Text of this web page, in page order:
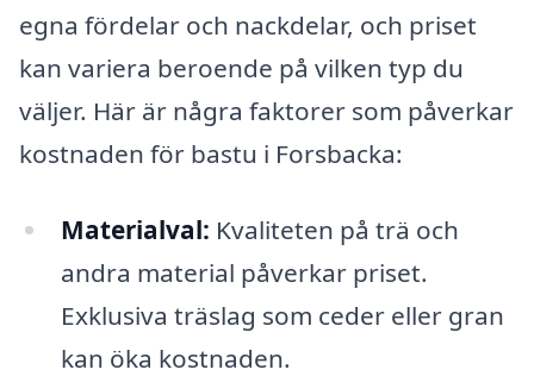
egna fördelar och nackdelar, och priset
kan variera beroende på vilken typ du
väljer. Här är några faktorer som påverkar
kostnaden för bastu i Forsbacka:
Materialval: Kvaliteten på trä och
andra material påverkar priset.
Exklusiva träslag som ceder eller gran
kan öka kostnaden.